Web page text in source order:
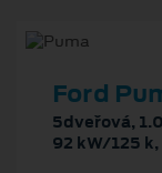
Ford
5dveřová,
92 kW/125